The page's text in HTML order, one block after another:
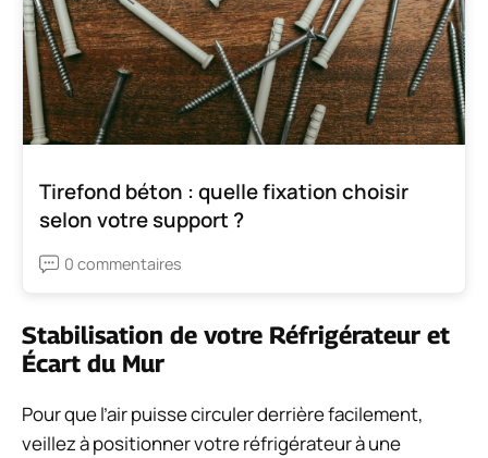
Tirefond béton : quelle fixation choisir
selon votre support ?
0 commentaires
Stabilisation de votre Réfrigérateur et
Écart du Mur
Pour que l’air puisse circuler derrière facilement,
veillez à positionner votre réfrigérateur à une